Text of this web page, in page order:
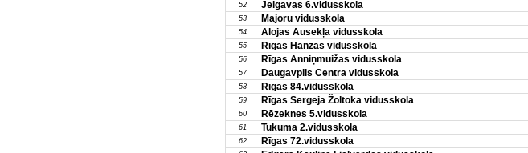
52 Jelgavas 6.vidusskola
53 Majoru vidusskola
54 Alojas Ausekļa vidusskola
55 Rīgas Hanzas vidusskola
56 Rīgas Anniņmuižas vidusskola
57 Daugavpils Centra vidusskola
58 Rīgas 84.vidusskola
59 Rīgas Sergeja Žoltoka vidusskola
60 Rēzeknes 5.vidusskola
61 Tukuma 2.vidusskola
62 Rīgas 72.vidusskola